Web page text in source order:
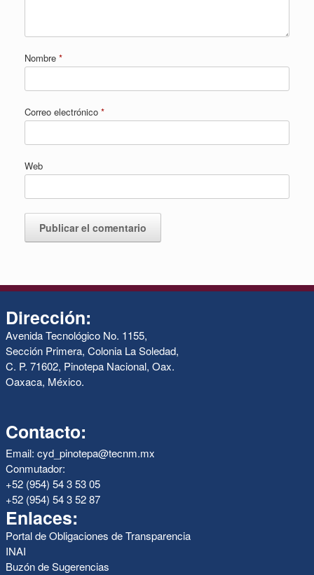
Nombre *
Correo electrónico *
Web
Dirección:
Avenida Tecnológico No. 1155,
Sección Primera, Colonia La Soledad,
C. P. 71602, Pinotepa Nacional, Oax.
Oaxaca, México.
Contacto:
Email: cyd_pinotepa@tecnm.mx
Conmutador:
+52 (954) 54 3 53 05
+52 (954) 54 3 52 87
Enlaces:
Portal de Obligaciones de Transparencia
INAI
Buzón de Sugerencias